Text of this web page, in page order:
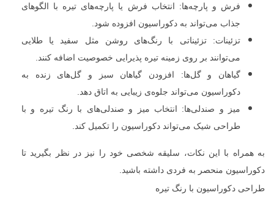
فرش و پارچه‌ها: انتخاب فرش یا پارچه‌های تیره با الگوهای
جذاب می‌تواند به دکوراسیون افزوده شود.
تزئینات: تزئیناتی با رنگ‌های روشن مثل سفید یا طلایی
می‌توانند بر روی زمینه تیره پذیرایی خصوصیت اضافه کنند.
گیاهان و گل‌ها: افزودن گیاهان سبز و گل‌های زنده به
دکوراسیون می‌تواند جلوه‌ی زیبایی به اتاق دهد.
میز و صندلی‌ها: انتخاب میز و صندلی‌های با رنگ تیره و با
طراحی شیک می‌تواند دکوراسیون را تکمیل کند.
به همراه با این نکات، سلیقه شخصی خود را نیز در نظر بگیرید تا
دکوراسیون منحصر به فردی داشته باشید.
طراحی دکوراسیون با رنگ تیره